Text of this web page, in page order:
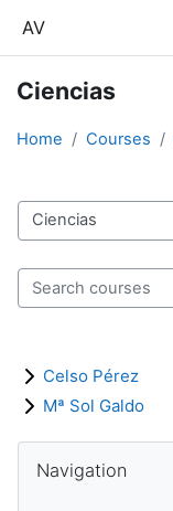
AV
Ciencias
Home Courses
Course categories
Search courses
Celso Pérez
Mª Sol Galdo
Blocks
Navigation